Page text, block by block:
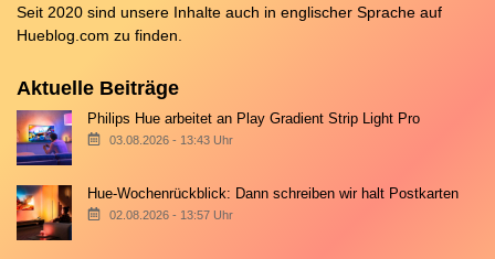
Seit 2020 sind unsere Inhalte auch in englischer Sprache auf
Hueblog.com zu finden.
Aktuelle Beiträge
Philips Hue arbeitet an Play Gradient Strip Light Pro
03.08.2026 - 13:43 Uhr
Hue-Wochenrückblick: Dann schreiben wir halt Postkarten
02.08.2026 - 13:57 Uhr